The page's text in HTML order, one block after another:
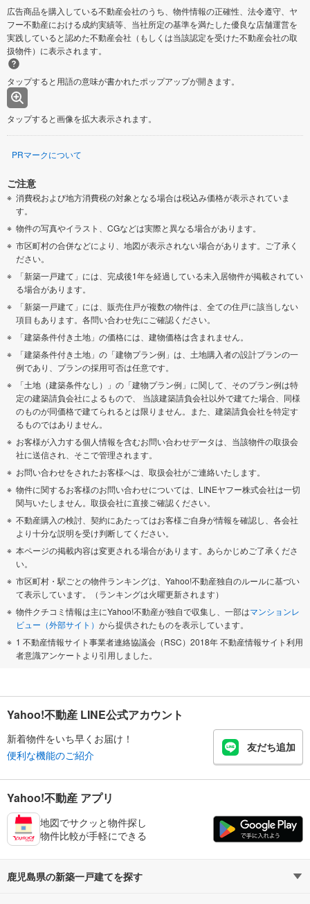
広告商品を購入している不動産会社のうち、物件情報の正確性、法令遵守、ヤ
フー不動産における成約実績等、当社所定の基準を満たした優良な店舗運営を
実践していると認めた不動産会社（もしくは当該認定を受けた不動産会社の取
扱物件）に表示されます。
タップすると用語の意味が書かれたポップアップが開きます。
タップすると画像を拡大表示されます。
PRマークについて
ご注意
消費税および地方消費税の対象となる場合は税込み価格が表示されていま
す。
物件の写真やイラスト、CGなどは実際と異なる場合があります。
市区町村の合併などにより、地図が表示されない場合があります。ご了承く
ださい。
「新築一戸建て」には、完成後1年を経過している未入居物件が掲載されてい
る場合があります。
「新築一戸建て」には、販売住戸が複数の物件は、全ての住戸に該当しない
項目もあります。各問い合わせ先にご確認ください。
「建築条件付き土地」の価格には、建物価格は含まれません。
「建築条件付き土地」の「建物プラン例」は、土地購入者の設計プランの一
例であり、プランの採用可否は任意です。
「土地（建築条件なし）」の「建物プラン例」に関して、そのプラン例は特
定の建築請負会社によるもので、 当該建築請負会社以外で建てた場合、同様
のものが同価格で建てられるとは限りません。また、建築請負会社を特定す
るものではありません。
お客様が入力する個人情報を含むお問い合わせデータは、当該物件の取扱会
社に送信され、そこで管理されます。
お問い合わせをされたお客様へは、取扱会社がご連絡いたします。
物件に関するお客様のお問い合わせについては、LINEヤフー株式会社は一切
関与いたしません。取扱会社に直接ご確認ください。
不動産購入の検討、契約にあたってはお客様ご自身が情報を確認し、各会社
より十分な説明を受け判断してください。
本ページの掲載内容は変更される場合があります。あらかじめご了承くださ
い。
市区町村・駅ごとの物件ランキングは、Yahoo!不動産独自のルールに基づい
て表示しています。（ランキングは火曜更新されます）
物件クチコミ情報は主にYahoo!不動産が独自で収集し、一部はマンションレ
ビュー（外部サイト） から提供されたものを表示しています。
1 不動産情報サイト事業者連絡協議会（RSC）2018年 不動産情報サイト利用
者意識アンケートより引用しました。
Yahoo!不動産 LINE公式アカウント
新着物件をいち早くお届け！
便利な機能のご紹介
友だち追加
Yahoo!不動産 アプリ
地図でサクッと物件探し
物件比較が手軽にできる
鹿児島県の新築一戸建てを探す